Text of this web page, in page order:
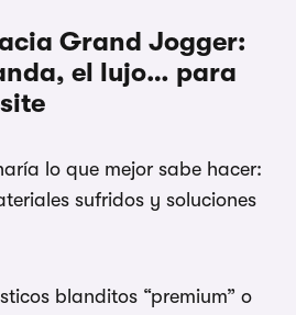
Grand Jogger:
el lujo… para
lo que mejor sabe hacer:
sufridos y soluciones
blanditos “premium” o